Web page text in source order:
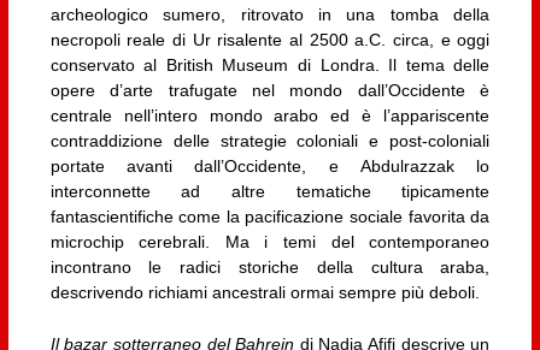
archeologicosumero, ritrovato in una tomba della
necropoli reale di Ur risalente al 2500 a.C. circa, e oggi
conservato al British Museum di Londra. Il tema delle
opere d’arte trafugate nel mondo dall’Occidente è
centrale nell’intero mondo arabo ed è l’appariscente
contraddizione delle strategie coloniali e post-coloniali
portate avanti dall’Occidente, e Abdulrazzak lo
interconnette ad altre tematiche tipicamente
fantascientifiche come la pacificazione sociale favorita da
microchip cerebrali. Ma i temi del contemporaneo
incontrano le radici storiche della cultura araba,
descrivendo richiami ancestrali ormai sempre più deboli.
Il bazar sotterraneo del Bahrein di Nadia Afifi descrive un